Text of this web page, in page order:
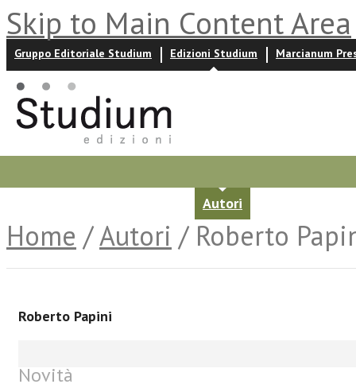
Skip to Main Content Area
Gruppo Editoriale Studium Edizioni Studium Marcianum
Autori
Home /Autori / Roberto
Roberto Papini
Novità